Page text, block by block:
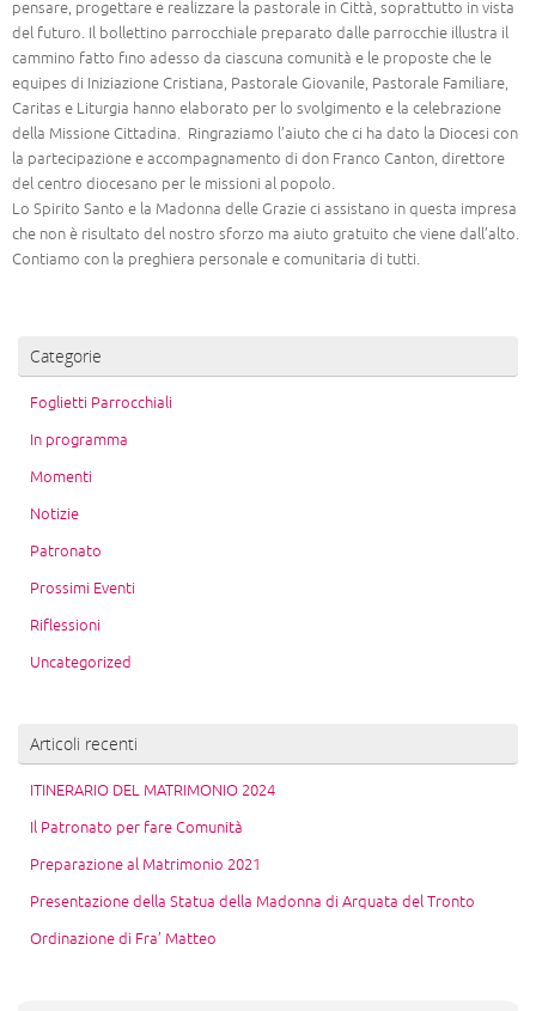
pensare, progettare e realizzare la pastorale in Città, soprattutto in vista
del futuro. Il bollettino parrocchiale preparato dalle parrocchie illustra il
cammino fatto fino adesso da ciascuna comunità e le proposte che le
equipes di Iniziazione Cristiana, Pastorale Giovanile, Pastorale Familiare,
Caritas e Liturgia hanno elaborato per lo svolgimento e la celebrazione
della Missione Cittadina. Ringraziamo l’aiuto che ci ha dato la Diocesi con
la partecipazione e accompagnamento di don Franco Canton, direttore
del centro diocesano per le missioni al popolo.
Lo Spirito Santo e la Madonna delle Grazie ci assistano in questa impresa
che non è risultato del nostro sforzo ma aiuto gratuito che viene dall’alto.
Contiamo con la preghiera personale e comunitaria di tutti.
Categorie
Foglietti Parrocchiali
In programma
Momenti
Notizie
Patronato
Prossimi Eventi
Riflessioni
Uncategorized
Articoli recenti
ITINERARIO DEL MATRIMONIO 2024
Il Patronato per fare Comunità
Preparazione al Matrimonio 2021
Presentazione della Statua della Madonna di Arquata del Tronto
Ordinazione di Fra’ Matteo